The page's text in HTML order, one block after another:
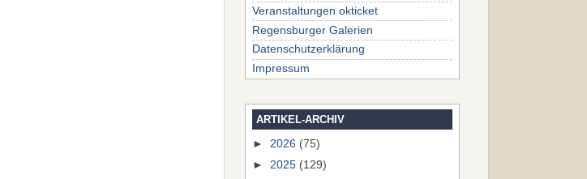
Veranstaltungen okticket
Regensburger Galerien
Datenschutzerklärung
Impressum
ARTIKEL-ARCHIV
► 2026 (75)
► 2025 (129)